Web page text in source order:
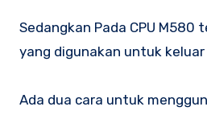
Sedangkan Pada CPU
yang digunakan untuk keluar
Ada dua cara untuk